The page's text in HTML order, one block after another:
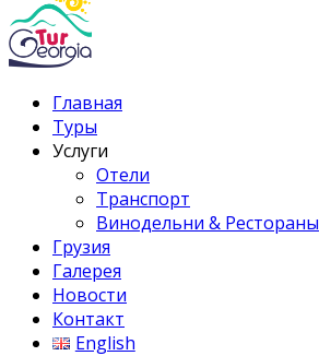
Главная
Туры
Услуги
Отели
Транспорт
Винодельни & Рестораны
Грузия
Галерея
Новости
Контакт
English